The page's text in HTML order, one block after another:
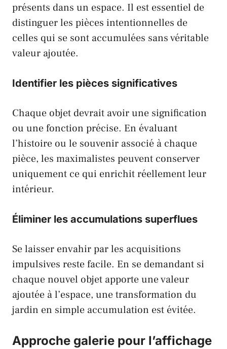
présents dans un espace. Il est essentiel de
distinguer les pièces intentionnelles de
celles qui se sont accumulées sans véritable
valeur ajoutée.
Identifier les pièces significatives
Chaque objet devrait avoir une signification
ou une fonction précise. En évaluant
l’histoire ou le souvenir associé à chaque
pièce, les maximalistes peuvent conserver
uniquement ce qui enrichit réellement leur
intérieur.
Éliminer les accumulations superflues
Se laisser envahir par les acquisitions
impulsives reste facile. En se demandant si
chaque nouvel objet apporte une valeur
ajoutée à l’espace, une transformation du
jardin en simple accumulation est évitée.
Approche galerie pour l’affichage